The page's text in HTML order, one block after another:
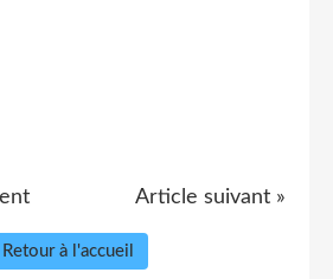
Article suivant »
Retour à l'accueil